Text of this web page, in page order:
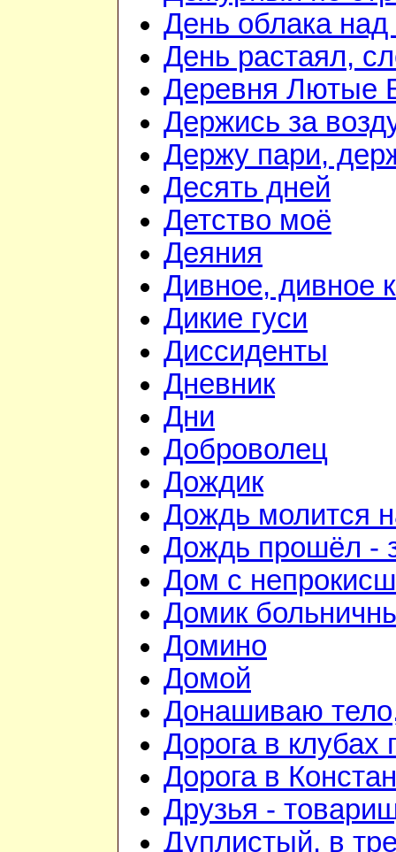
День облака
День растаял,
Деревня Лютые
Держись за
Держу пари,
Десять дней
Детство моё
Деяния
Дивное, дивное
Дикие гуси
Диссиденты
Дневник
Дни
Доброволец
Дождик
Дождь молится
Дождь прошёл -
Дом с
Домик
Домино
Домой
Донашиваю
Дорога в клубах
Дорога в
Друзья -
Дуплистый, в